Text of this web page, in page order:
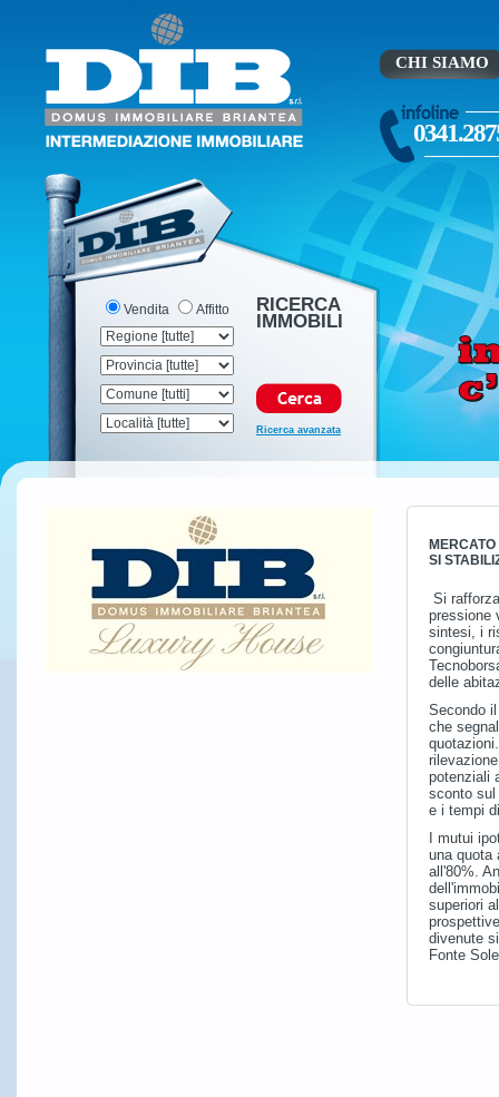
CHI SIAMO
Vendita Affitto RICERCA
IMMOBILI
Ricerca avanzata
SI
Si
pressione
sintesi, i
delle
Secondo
che
potenziali
sconto sul
e i tempi
I mutui
una quota
all'80%.
superiori
divenute
Fonte